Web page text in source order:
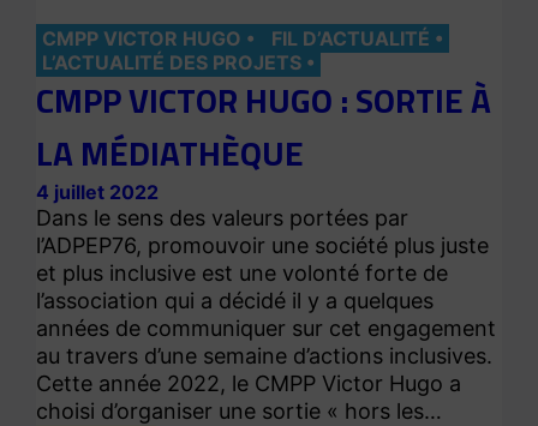
CMPP VICTOR HUGO
FIL D’ACTUALITÉ
L’ACTUALITÉ DES PROJETS
CMPP VICTOR HUGO : SORTIE À
LA MÉDIATHÈQUE
4 juillet 2022
Dans le sens des valeurs portées par
l’ADPEP76, promouvoir une société plus juste
et plus inclusive est une volonté forte de
l’association qui a décidé il y a quelques
années de communiquer sur cet engagement
au travers d’une semaine d’actions inclusives.
Cette année 2022, le CMPP Victor Hugo a
choisi d’organiser une sortie « hors les…